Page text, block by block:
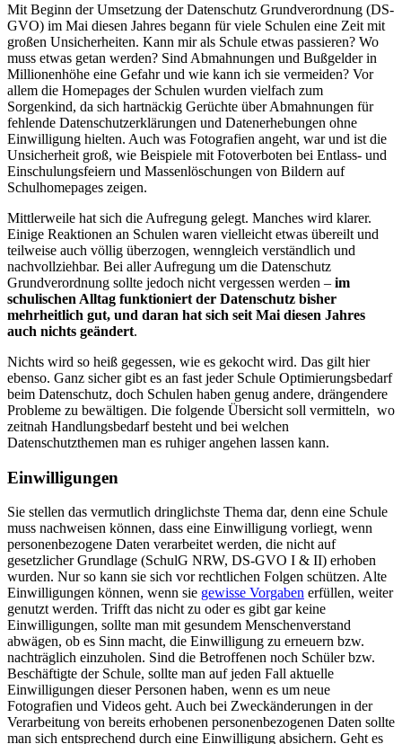
Mit Beginn der Umsetzung der Datenschutz Grundverordnung (DS-
GVO) im Mai diesen Jahres begann für viele Schulen eine Zeit mit
großen Unsicherheiten. Kann mir als Schule etwas passieren? Wo
muss etwas getan werden? Sind Abmahnungen und Bußgelder in
Millionenhöhe eine Gefahr und wie kann ich sie vermeiden? Vor
allem die Homepages der Schulen wurden vielfach zum
Sorgenkind, da sich hartnäckig Gerüchte über Abmahnungen für
fehlende Datenschutzerklärungen und Datenerhebungen ohne
Einwilligung hielten. Auch was Fotografien angeht, war und ist die
Unsicherheit groß, wie Beispiele mit Fotoverboten bei Entlass- und
Einschulungsfeiern und Massenlöschungen von Bildern auf
Schulhomepages zeigen.
Mittlerweile hat sich die Aufregung gelegt. Manches wird klarer.
Einige Reaktionen an Schulen waren vielleicht etwas übereilt und
teilweise auch völlig überzogen, wenngleich verständlich und
nachvollziehbar. Bei aller Aufregung um die Datenschutz
Grundverordnung sollte jedoch nicht vergessen werden – im
schulischen Alltag funktioniert der Datenschutz bisher
mehrheitlich gut, und daran hat sich seit Mai diesen Jahres
auch nichts geändert.
Nichts wird so heiß gegessen, wie es gekocht wird. Das gilt hier
ebenso. Ganz sicher gibt es an fast jeder Schule Optimierungsbedarf
beim Datenschutz, doch Schulen haben genug andere, drängendere
Probleme zu bewältigen. Die folgende Übersicht soll vermitteln, wo
zeitnah Handlungsbedarf besteht und bei welchen
Datenschutzthemen man es ruhiger angehen lassen kann.
Einwilligungen
Sie stellen das vermutlich dringlichste Thema dar, denn eine Schule
muss nachweisen können, dass eine Einwilligung vorliegt, wenn
personenbezogene Daten verarbeitet werden, die nicht auf
gesetzlicher Grundlage (SchulG NRW, DS-GVO I & II) erhoben
wurden. Nur so kann sie sich vor rechtlichen Folgen schützen. Alte
Einwilligungen können, wenn sie gewisse Vorgaben erfüllen, weiter
genutzt werden. Trifft das nicht zu oder es gibt gar keine
Einwilligungen, sollte man mit gesundem Menschenverstand
abwägen, ob es Sinn macht, die Einwilligung zu erneuern bzw.
nachträglich einzuholen. Sind die Betroffenen noch Schüler bzw.
Beschäftigte der Schule, sollte man auf jeden Fall aktuelle
Einwilligungen dieser Personen haben, wenn es um neue
Fotografien und Videos geht. Auch bei Zweckänderungen in der
Verarbeitung von bereits erhobenen personenbezogenen Daten sollte
man sich entsprechend durch eine Einwilligung absichern. Geht es